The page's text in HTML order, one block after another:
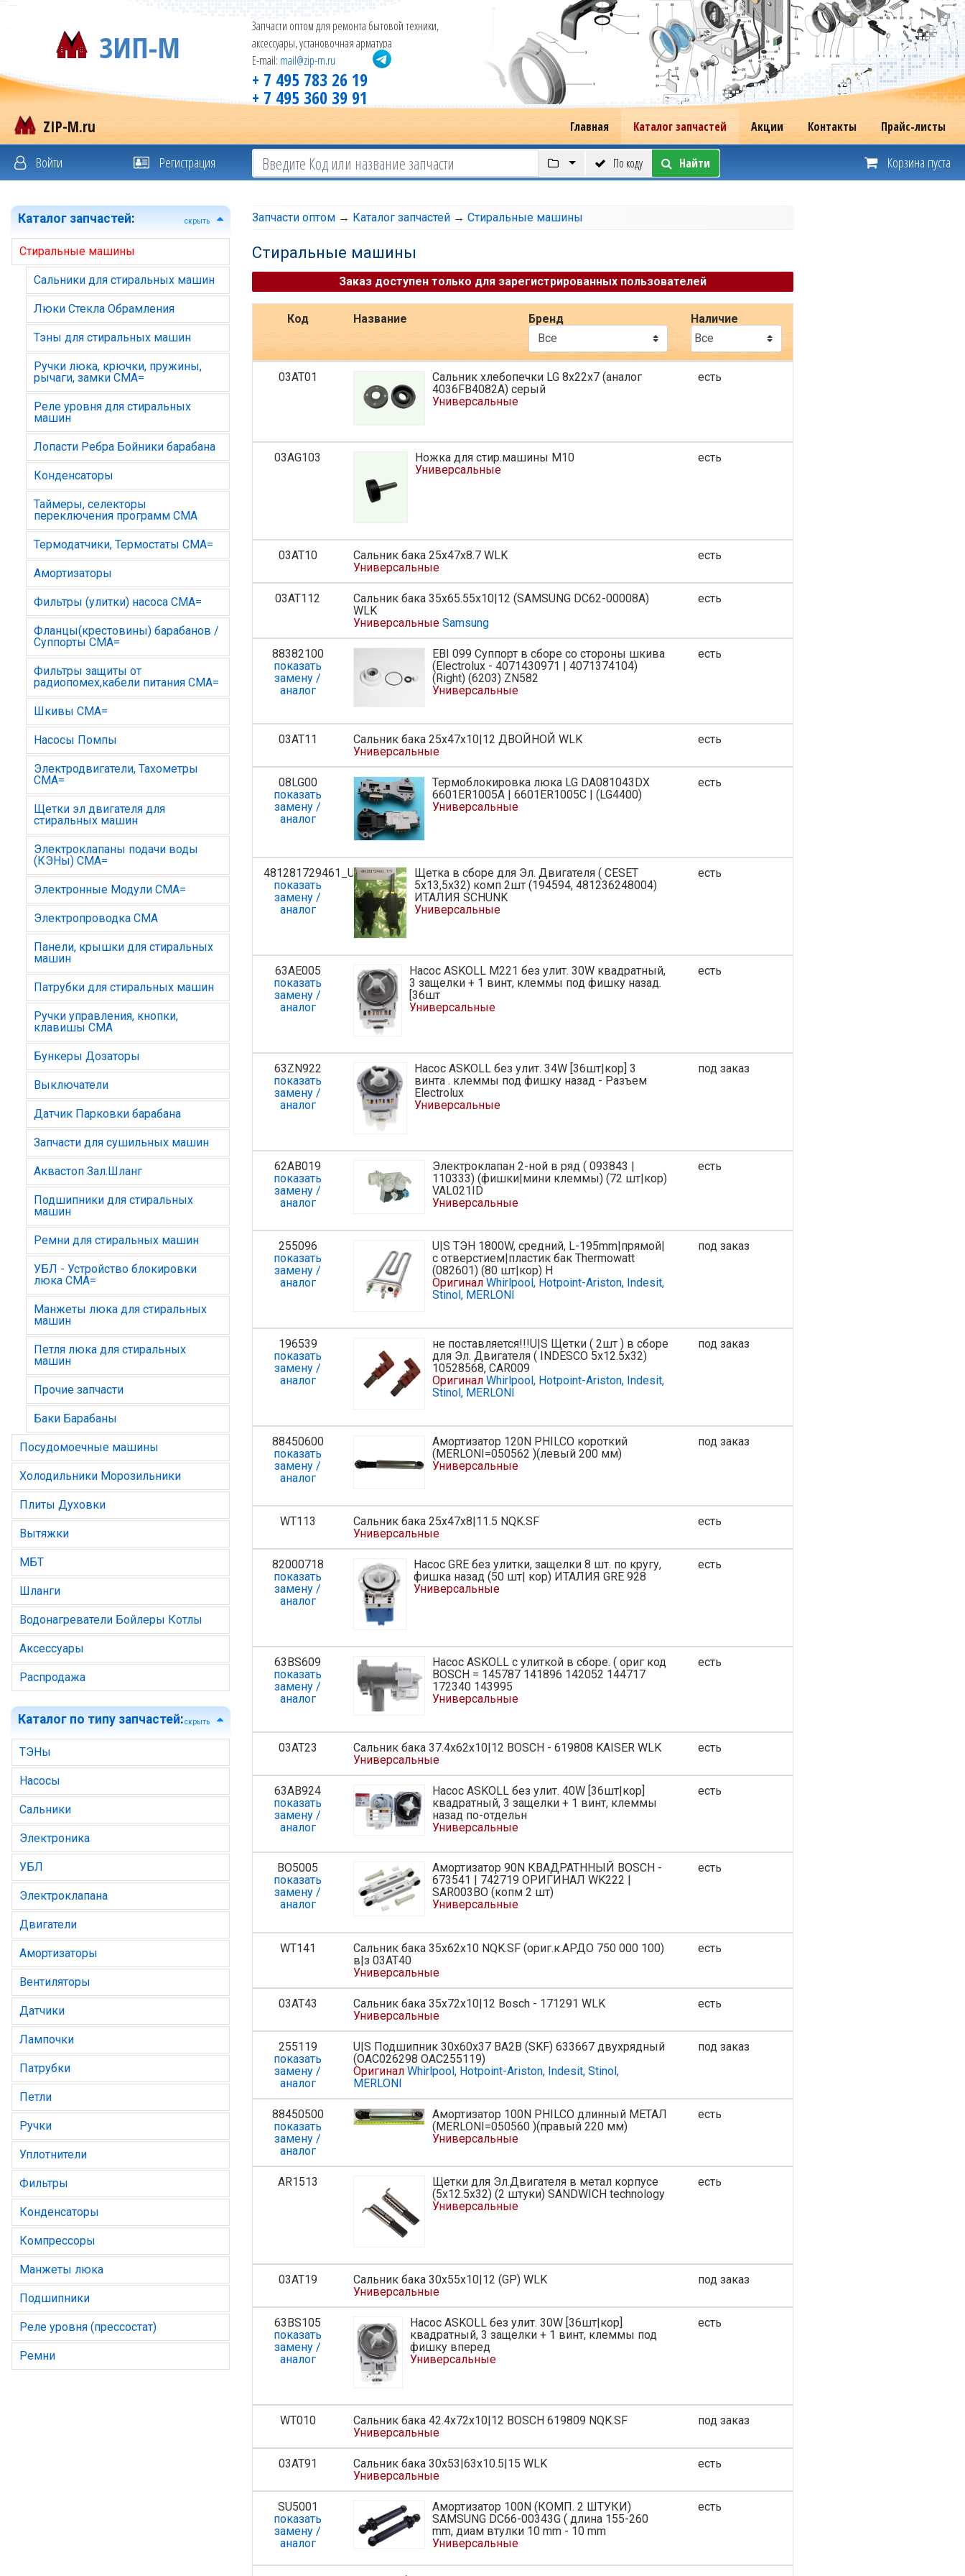
ЗИП-М
Запчасти оптом для ремонта бытовой техники,
аксессуары, установочная арматура
E-mail: mail@zip-m.ru
+ 7 495 783 26 19
+ 7 495 360 39 91
ZIP-M.ru Главная Каталог запчастей Акции Контакты Прайс-листы
Войти Регистрация По коду Найти Корзина пуста
Каталог запчастей: скрыть
Стиральные машины
Сальники для стиральных машин
Люки Стекла Обрамления
Тэны для стиральных машин
Ручки люка, крючки, пружины,
рычаги, замки СМА=
Реле уровня для стиральных
машин
Лопасти Ребра Бойники барабана
Конденсаторы
Таймеры, селекторы
переключения программ СМА
Термодатчики, Термостаты СМА=
Амортизаторы
Фильтры (улитки) насоса СМА=
Фланцы(крестовины) барабанов /
Суппорты СМА=
Фильтры защиты от
радиопомех,кабели питания СМА=
Шкивы СМА=
Насосы Помпы
Электродвигатели, Тахометры
СМА=
Щетки эл двигателя для
стиральных машин
Электроклапаны подачи воды
(КЭНы) СМА=
Электронные Модули СМА=
Электропроводка СМА
Панели, крышки для стиральных
машин
Патрубки для стиральных машин
Ручки управления, кнопки,
клавишы СМА
Бункеры Дозаторы
Выключатели
Датчик Парковки барабана
Запчасти для сушильных машин
Аквастоп Зал.Шланг
Подшипники для стиральных
машин
Ремни для стиральных машин
УБЛ - Устройство блокировки
люка СМА=
Манжеты люка для стиральных
машин
Петля люка для стиральных
машин
Прочие запчасти
Баки Барабаны
Посудомоечные машины
Холодильники Морозильники
Плиты Духовки
Вытяжки
МБТ
Шланги
Водонагреватели Бойлеры Котлы
Аксессуары
Распродажа
Каталог по типу запчастей:скрыть
ТЭНы
Насосы
Сальники
Электроника
УБЛ
Электроклапана
Двигатели
Амортизаторы
Вентиляторы
Датчики
Лампочки
Патрубки
Петли
Ручки
Уплотнители
Фильтры
Конденсаторы
Компрессоры
Манжеты люка
Подшипники
Реле уровня (прессостат)
Ремни
Запчасти оптом → Каталог запчастей → Стиральные машины
Стиральные машины
Заказ доступен только для зарегистрированных пользователей
Код Название Бренд Наличие
03AT01
Сальник хлебопечки LG 8х22х7 (аналог
4036FB4082A) серый
Универсальные
есть
03AG103
Ножка для стир.машины M10
Универсальные
есть
03AT10
Сальник бака 25х47х8.7 WLK
Универсальные
есть
03AT112
Сальник бака 35x65.55x10|12 (SAMSUNG DC62-00008A)
WLK
Универсальные Samsung
есть
88382100
показать
замену /
аналог
EBI 099 Суппорт в сборе со стороны шкива
(Electrolux - 4071430971 | 4071374104)
(Right) (6203) ZN582
Универсальные
есть
03AT11
Сальник бака 25х47х10|12 ДВОЙНОЙ WLK
Универсальные
есть
08LG00
показать
замену /
аналог
Термоблокировка люка LG DA081043DX
6601ER1005A | 6601ER1005С | (LG4400)
Универсальные
есть
481281729461_UN
показать
замену /
аналог
Щетка в сборе для Эл. Двигателя ( СЕSET
5х13,5х32) комп 2шт (194594, 481236248004)
ИТАЛИЯ SCHUNK
Универсальные
есть
63AE005
показать
замену /
аналог
Насос ASKOLL M221 без улит. 30W квадратный,
3 защелки + 1 винт, клеммы под фишку назад.
[36шт
Универсальные
есть
63ZN922
показать
замену /
аналог
Насос ASKOLL без улит. 34W [36шт|кор] 3
винта . клеммы под фишку назад - Разъем
Electrolux
Универсальные
под заказ
62AB019
показать
замену /
аналог
Электроклапан 2-ной в ряд ( 093843 |
110333) (фишки|мини клеммы) (72 шт|кор)
VAL021ID
Универсальные
есть
255096
показать
замену /
аналог
U|S ТЭН 1800W, средний, L-195mm|прямой|
с отверстием|пластик бак Thermowatt
(082601) (80 шт|кор) H
Оригинал Whirlpool, Hotpoint-Ariston, Indesit,
Stinol, MERLONI
под заказ
196539
показать
замену /
аналог
не поставляется!!!U|S Щетки ( 2шт ) в сборе
для Эл. Двигателя ( INDESCO 5x12.5x32)
10528568, CAR009
Оригинал Whirlpool, Hotpoint-Ariston, Indesit,
Stinol, MERLONI
под заказ
88450600
показать
замену /
аналог
Амортизатор 120N PHILCO короткий
(MERLONI=050562 )(левый 200 мм)
Универсальные
под заказ
WT113
Сальник бака 25х47х8|11.5 NQK.SF
Универсальные
есть
82000718
показать
замену /
аналог
Насос GRE без улитки, защелки 8 шт. по кругу,
фишка назад (50 шт| кор) ИТАЛИЯ GRE 928
Универсальные
есть
63BS609
показать
замену /
аналог
Насос ASKOLL с улиткой в сборе. ( ориг код
BOSCH = 145787 141896 142052 144717
172340 143995
Универсальные
есть
03AT23
Сальник бака 37.4x62x10|12 BOSCH - 619808 KAISER WLK
Универсальные
есть
63AB924
показать
замену /
аналог
Насос ASKOLL без улит. 40W [36шт|кор]
квадратный, 3 защелки + 1 винт, клеммы
назад по-отдельн
Универсальные
есть
BO5005
показать
замену /
аналог
Амортизатор 90N КВАДРАТННЫЙ BOSCH -
673541 | 742719 ОРИГИНАЛ WK222 |
SAR003BO (копм 2 шт)
Универсальные
есть
WT141
Сальник бака 35x62x10 NQK.SF (ориг.к.АРДО 750 000 100)
в|з 03AT40
Универсальные
есть
03AT43
Сальник бака 35х72х10|12 Bosch - 171291 WLK
Универсальные
есть
255119
показать
замену /
аналог
U|S Подшипник 30x60x37 BA2B (SKF) 633667 двухрядный
(OAC026298 OAC255119)
Оригинал Whirlpool, Hotpoint-Ariston, Indesit, Stinol,
MERLONI
под заказ
88450500
показать
замену /
аналог
Амортизатор 100N PHILCO длинный МЕТАЛ
(MERLONI=050560 )(правый 220 мм)
Универсальные
есть
AR1513
Щетки для Эл.Двигателя в метал корпусе
(5x12.5x32) (2 штуки) SANDWICH technology
Универсальные
есть
03AT19
Сальник бака 30x55x10|12 (GP) WLK
Универсальные
под заказ
63BS105
показать
замену /
аналог
Насос ASKOLL без улит. 30W [36шт|кор]
квадратный, 3 защелки + 1 винт, клеммы под
фишку вперед
Универсальные
есть
WT010
Сальник бака 42.4х72х10|12 BOSCH 619809 NQK.SF
Универсальные
под заказ
03AT91
Сальник бака 30x53|63x10.5|15 WLK
Универсальные
есть
SU5001
показать
замену /
аналог
Амортизатор 100N (КОМП. 2 ШТУКИ)
SAMSUNG DC66-00343G ( длина 155-260
mm, диам втулки 10 mm - 10 mm
Универсальные
есть